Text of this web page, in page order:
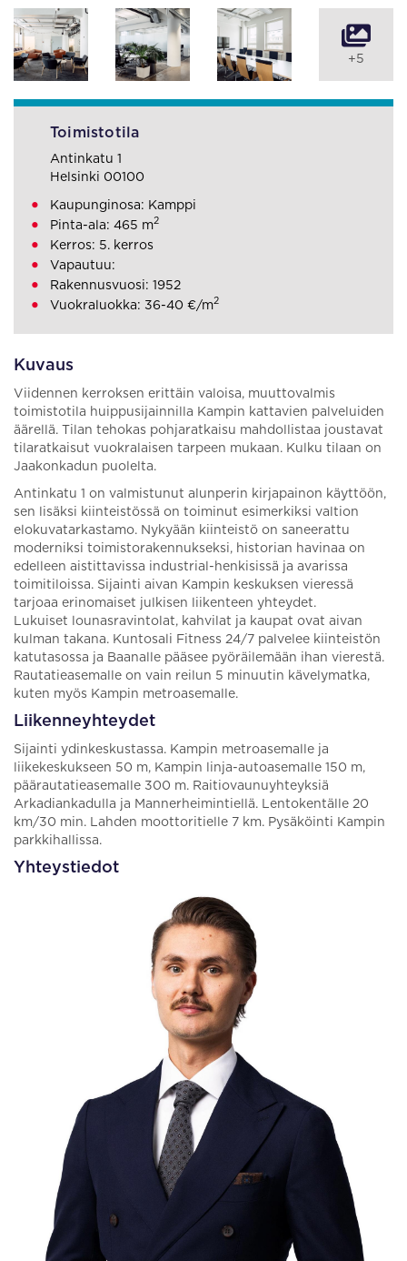
Kuvaus
Viidennen kerroksen erittäin valoisa, muuttovalmis
toimistotila huippusijainnilla Kampin kattavien palveluiden
äärellä. Tilan tehokas pohjaratkaisu mahdollistaa joustavat
tilaratkaisut vuokralaisen tarpeen mukaan. Kulku tilaan on
Jaakonkadun puolelta.
Antinkatu 1 on valmistunut alunperin kirjapainon käyttöön,
sen lisäksi kiinteistössä on toiminut esimerkiksi valtion
elokuvatarkastamo. Nykyään kiinteistö on saneerattu
moderniksi toimistorakennukseksi, historian havinaa on
edelleen aistittavissa industrial-henkisissä ja avarissa
toimitiloissa. Sijainti aivan Kampin keskuksen vieressä
tarjoaa erinomaiset julkisen liikenteen yhteydet.
Lukuiset lounasravintolat, kahvilat ja kaupat ovat aivan
kulman takana. Kuntosali Fitness 24/7 palvelee kiinteistön
katutasossa ja Baanalle pääsee pyöräilemään ihan vierestä.
Rautatieasemalle on vain reilun 5 minuutin kävelymatka,
kuten myös Kampin metroasemalle.
Liikenneyhteydet
Sijainti ydinkeskustassa. Kampin metroasemalle ja
liikekeskukseen 50 m, Kampin linja-autoasemalle 150 m,
päärautatieasemalle 300 m. Raitiovaunuyhteyksiä
Arkadiankadulla ja Mannerheimintiellä. Lentokentälle 20
km/30 min. Lahden moottoritielle 7 km. Pysäköinti Kampin
parkkihallissa.
Yhteystiedot
+5
Toimistotila
Antinkatu 1
Helsinki 00100
Kaupunginosa: Kamppi
Pinta-ala: 465 m2
Kerros: 5. kerros
Vapautuu:
Rakennusvuosi: 1952
Vuokraluokka: 36-40 €/m2